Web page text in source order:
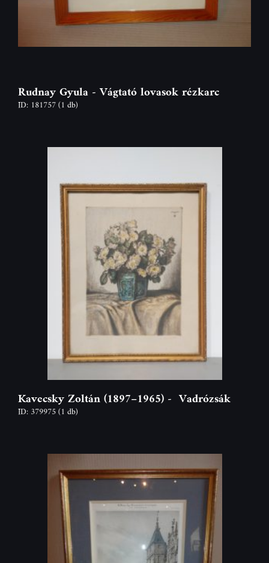
Rudnay Gyula - Vágtató lovasok rézkarc
ID: 181757(1 db)
Kavecsky Zoltán (1897–1965) - Vadrózsák
ID: 379975(1 db)